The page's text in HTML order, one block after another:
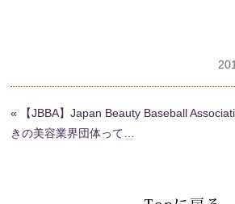
«
【JBBA】Japan Beauty Baseball
きの美容業界団体って…